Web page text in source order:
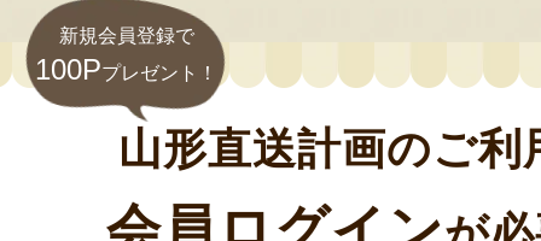
新規会員登録で
100Pプレゼント！
山形直送計画のご利